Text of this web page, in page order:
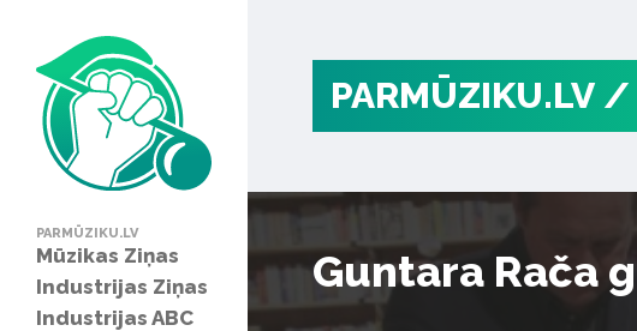
PARMŪZIKU.LV
Mūzikas Ziņas
Industrijas Ziņas
Industrijas ABC
PARMŪZIKU.LV /
Guntara Rača